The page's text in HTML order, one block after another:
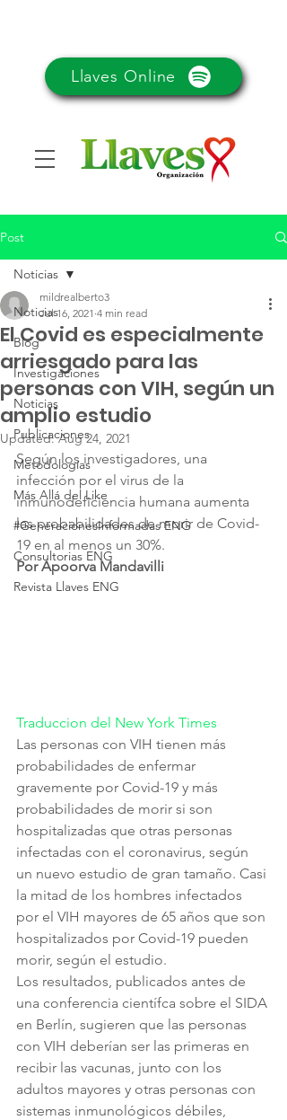
Llaves Online
Post
Noticias
Blog
Investigaciones
Noticias
Publicaciones
Metodologías
Más Allá del Like
#GeneracionesInformadas ENG
Consultorias ENG
Revista Llaves ENG
Noticias
El Covid es especialmente
arriesgado para las
personas con VIH, según un
amplio estudio
mildrealberto3
Jul 16, 2021 4 min read
Updated:Aug 24, 2021
Según los investigadores, una
infección por el virus de la
inmunodeficiencia humana aumenta
las probabilidades de morir de Covid-
19 en al menos un 30%.
Por Apoorva Mandavilli
Traduccion del New York Times
Las personas con VIH tienen más
probabilidades de enfermar
gravemente por Covid-19 y más
probabilidades de morir si son
hospitalizadas que otras personas
infectadas con el coronavirus, según
un nuevo estudio de gran tamaño. Casi
la mitad de los hombres infectados
por el VIH mayores de 65 años que son
hospitalizados por Covid-19 pueden
morir, según el estudio.
Los resultados, publicados antes de
una conferencia científca sobre el SIDA
en Berlín, sugieren que las personas
con VIH deberían ser las primeras en
recibir las vacunas, junto con los
adultos mayores y otras personas con
sistemas inmunológicos débiles,